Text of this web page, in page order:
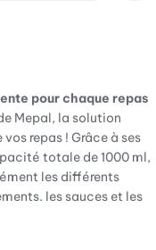
pour chaque repas
Mepal, la solution
repas ! Grâce à ses
totale de 1000 ml,
les différents
les sauces et les